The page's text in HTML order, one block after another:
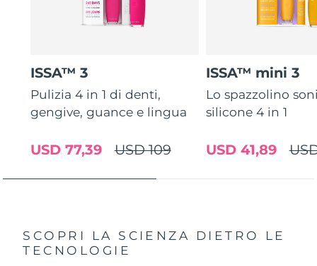
ISSA™ 3
Pulizia 4 in 1 di denti,
gengive, guance e lingua
USD 109
USD 77,39
ISSA™ mini 3
Lo spazzolino
silicone 4 in 1
USD 41,89
SCOPRI LA SCIENZA DIETRO LE
TECNOLOGIE